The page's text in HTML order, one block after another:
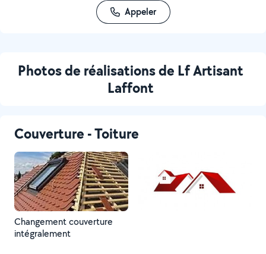
Appeler
Photos de réalisations de Lf Artisant
Laffont
Couverture - Toiture
Changement couverture
intégralement